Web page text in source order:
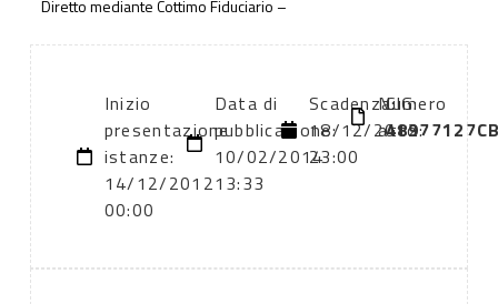
Diretto mediante Cottimo Fiduciario –
Inizio
presentazione
istanze:
14/12/2012
00:00
Data di
pubblicazione:
10/02/2014
13:33
Scadenza:
18/12/2012
23:00
Numero
atto:
CIG: